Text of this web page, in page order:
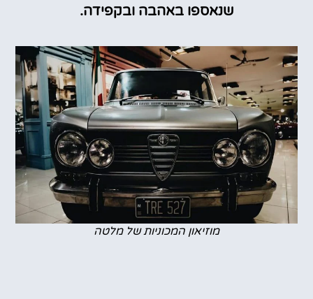
שנאספו באהבה ובקפידה.
מוזיאון המכוניות של מלטה